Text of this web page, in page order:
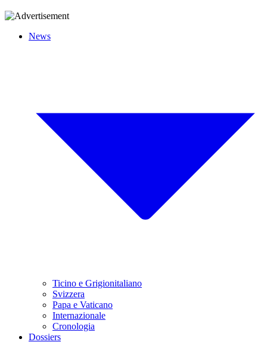
News
Ticino e Grigionitaliano
Svizzera
Papa e Vaticano
Internazionale
Cronologia
Dossiers